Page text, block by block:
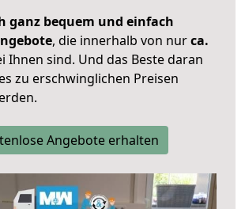
ganz bequem und einfach
, die innerhalb von nurca.
Ihnen sind. Und das Beste daran
zu erschwinglichen Preisen
Angebote erhalten